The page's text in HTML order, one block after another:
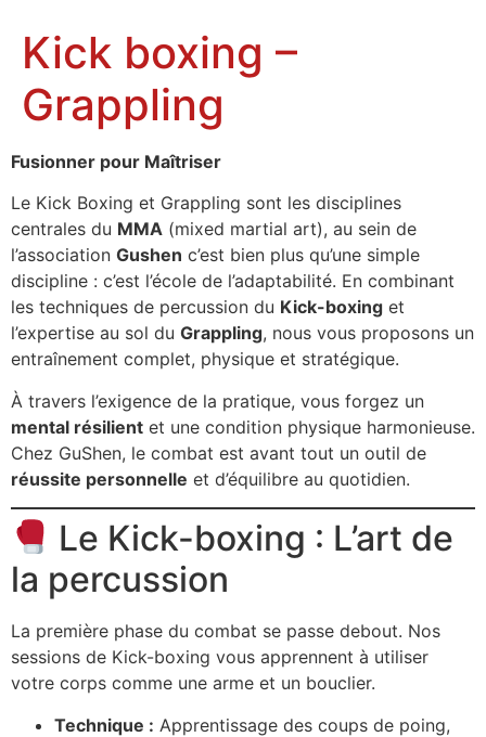
Kick boxing –
Grappling
Fusionner pour Maîtriser
Le Kick Boxing et Grappling sont les disciplines
centrales du MMA (mixed martial art), au sein de
l’association Gushen c’est bien plus qu’une simple
discipline : c’est l’école de l’adaptabilité. En combinant
les techniques de percussion du Kick-boxing et
l’expertise au sol du Grappling, nous vous proposons un
entraînement complet, physique et stratégique.
À travers l’exigence de la pratique, vous forgez un
mental résilient et une condition physique harmonieuse.
Chez GuShen, le combat est avant tout un outil de
réussite personnelle et d’équilibre au quotidien.
Le Kick-boxing : L’art de
la percussion
La première phase du combat se passe debout. Nos
sessions de Kick-boxing vous apprennent à utiliser
votre corps comme une arme et un bouclier.
Technique : Apprentissage des coups de poing,